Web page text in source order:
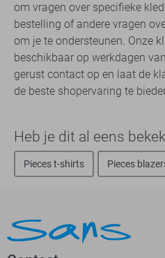
om vragen over specifieke
bestelling of andere vragen
om je te ondersteunen. Onze
beschikbaar op werkdagen
gerust contact op en laat de
de beste shopervaring te
Heb je dit al eens
Pieces t-shirts Pieces